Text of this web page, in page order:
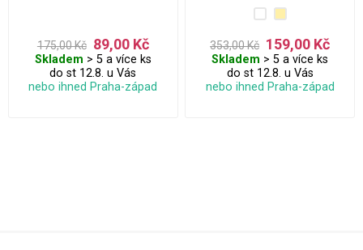
175,00 Kč 89,00 Kč
Skladem > 5 a více ks
do st 12.8. u Vás
nebo ihned Praha-západ
353,00 Kč 159,00 Kč
Skladem > 5 a více ks
do st 12.8. u Vás
nebo ihned Praha-západ